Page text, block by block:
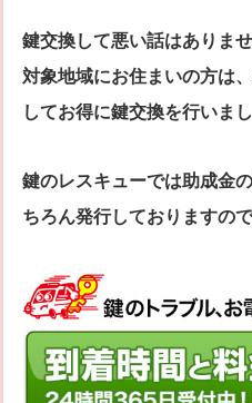
鍵交換して悪い話はありませ
対象地域にお住まいの方は
してお得に鍵交換を行いまし
鍵のレスキューでは助成金
ちろん発行しておりますの